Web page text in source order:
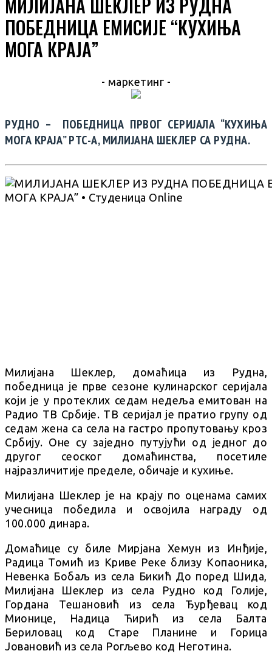
ПОБЕДНИЦА ЕМИСИЈЕ “КУХИЊА
МОГА КРАЈА”
- маркетинг -
РУДНО – ПОБЕДНИЦА ПРВОГ СЕРИЈАЛА “КУХИЊА
МОГА КРАЈА” РТС-А, МИЛИЈАНА ШЕКЛЕР СА РУДНА.
Милијана Шеклер, домаћица из Рудна,
победница је прве сезоне кулинарског серијала
који је у протеклих седам недеља емитован на
Радио ТВ Србије. ТВ серијал је пратио групу од
седам жена са села на гастро пропутовању кроз
Србију. Оне су заједно путујући од једног до
другог сеоског домаћинства, посетиле
најразличитије пределе, обичаје и кухиње.
Милијана Шеклер је на крају по оценама самих
учесница победила и освојила награду од
100.000 динара.
Домаћице су биле Мирјана Хемун из Инђије,
Радица Томић из Криве Реке близу Копаоника,
Невенка Бобаљ из села Бикић До поред Шида,
Милијана Шеклер из села Рудно код Голије,
Гордана Тешановић из села Ђурђевац код
Мионице, Надица Ћирић из села Балта
Бериловац код Старе Планине и Горица
Јовановић из села Рогљево код Неготина.